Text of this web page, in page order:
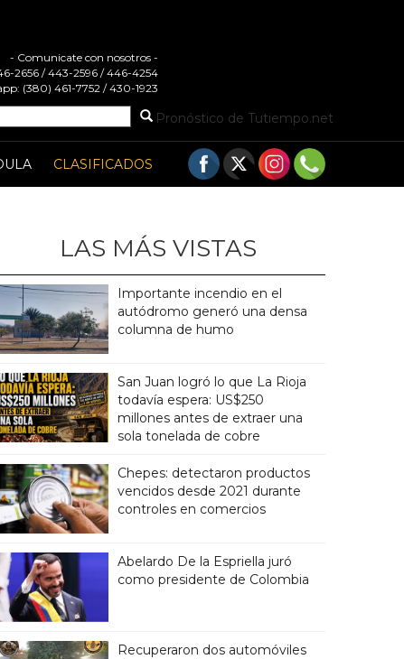
- Comunicate con nosotros -
2656 / 443-2596 / 446-4254
(380) 461-7752 / 430-1923
Pronóstico de Tutiempo.net
CLASIFICADOS
LAS MÁS VISTAS
Importante incendio en el
autódromo generó una densa
columna de humo
San Juan logró lo que La Rioja
todavía espera: US$250
millones antes de extraer una
sola tonelada de cobre
Chepes: detectaron productos
vencidos desde 2021 durante
controles en comercios
Abelardo De la Espriella juró
como presidente de Colombia
Recuperaron dos automóviles